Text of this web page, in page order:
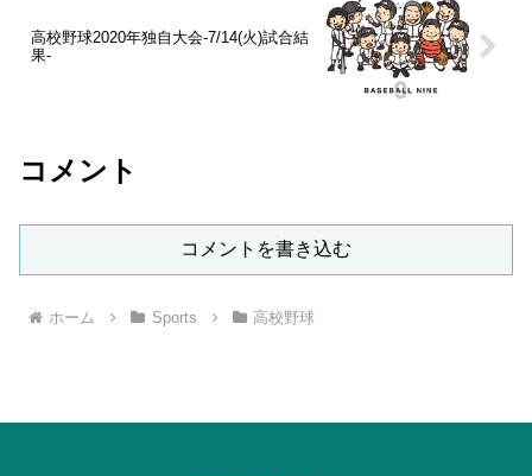
高校野球2020年独自大会-7/14(火)試合結
果-
コメント
コメントを書き込む
ホーム Sports 高校野球